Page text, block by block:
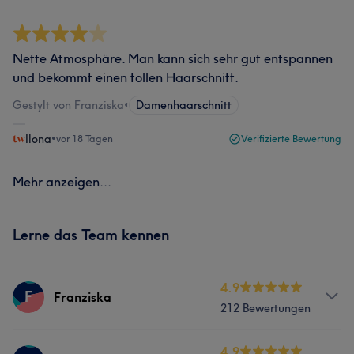
Nette Atmosphäre. Man kann sich sehr gut entspannen
und bekommt einen tollen Haarschnitt.
Gestylt von Franziska• Damenhaarschnitt
Ilona•vor 18 Tagen Verifizierte Bewertung
Mehr anzeigen...
Lerne das Team kennen
F Franziska
4.9
212 Bewertungen
Services